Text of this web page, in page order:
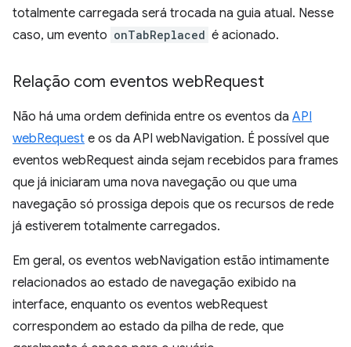
totalmente carregada será trocada na guia atual. Nesse
caso, um evento onTabReplaced é acionado.
Relação com eventos webRequest
Não há uma ordem definida entre os eventos da API
webRequest e os da API webNavigation. É possível que
eventos webRequest ainda sejam recebidos para frames
que já iniciaram uma nova navegação ou que uma
navegação só prossiga depois que os recursos de rede
já estiverem totalmente carregados.
Em geral, os eventos webNavigation estão intimamente
relacionados ao estado de navegação exibido na
interface, enquanto os eventos webRequest
correspondem ao estado da pilha de rede, que